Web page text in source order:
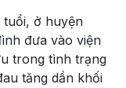
tuổi, ở huyện
đưa vào viện
trong tình trạng
tăng dần khối